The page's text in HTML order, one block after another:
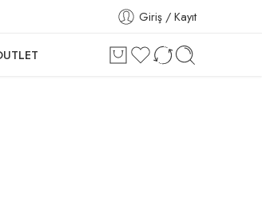
Giriş / Kayıt